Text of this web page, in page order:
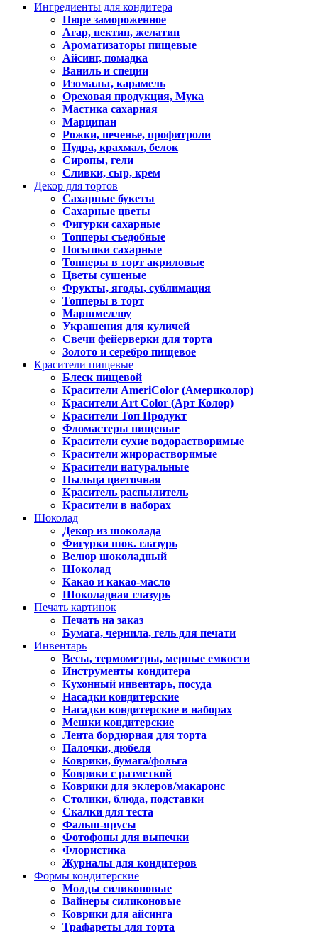
Ингредиенты для кондитера
Пюре замороженное
Агар, пектин, желатин
Ароматизаторы пищевые
Айсинг, помадка
Ваниль и специи
Изомальт, карамель
Ореховая продукция, Мука
Мастика сахарная
Марципан
Рожки, печенье, профитроли
Пудра, крахмал, белок
Сиропы, гели
Сливки, сыр, крем
Декор для тортов
Сахарные букеты
Сахарные цветы
Фигурки сахарные
Топперы съедобные
Посыпки сахарные
Топперы в торт акриловые
Цветы сушеные
Фрукты, ягоды, сублимация
Топперы в торт
Маршмеллоу
Украшения для куличей
Свечи фейерверки для торта
Золото и серебро пищевое
Красители пищевые
Блеск пищевой
Красители AmeriColor (Америколор)
Красители Art Color (Арт Колор)
Красители Топ Продукт
Фломастеры пищевые
Красители сухие водорастворимые
Красители жирорастворимые
Красители натуральные
Пыльца цветочная
Краситель распылитель
Красители в наборах
Шоколад
Декор из шоколада
Фигурки шок. глазурь
Велюр шоколадный
Шоколад
Какао и какао-масло
Шоколадная глазурь
Печать картинок
Печать на заказ
Бумага, чернила, гель для печати
Инвентарь
Весы, термометры, мерные емкости
Инструменты кондитера
Кухонный инвентарь, посуда
Насадки кондитерские
Насадки кондитерские в наборах
Мешки кондитерские
Лента бордюрная для торта
Палочки, дюбеля
Коврики, бумага/фольга
Коврики с разметкой
Коврики для эклеров/макаронс
Столики, блюда, подставки
Скалки для теста
Фальш-ярусы
Фотофоны для выпечки
Флористика
Журналы для кондитеров
Формы кондитерские
Молды силиконовые
Вайнеры силиконовые
Коврики для айсинга
Трафареты для торта